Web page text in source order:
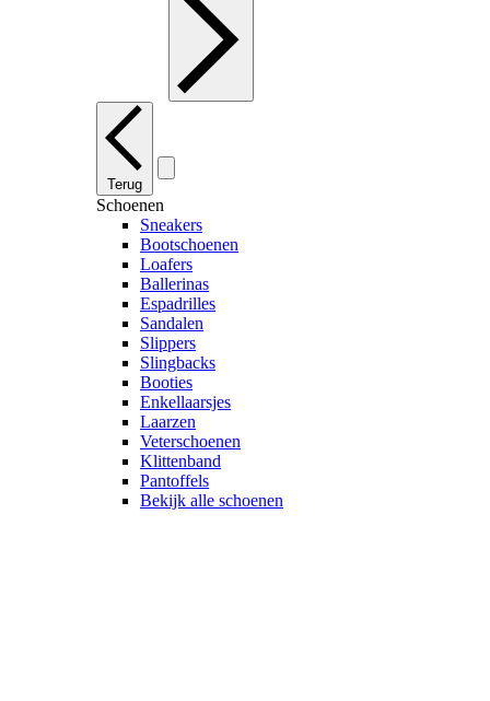
Terug
Schoenen
Sneakers
Bootschoenen
Loafers
Ballerinas
Espadrilles
Sandalen
Slippers
Slingbacks
Booties
Enkellaarsjes
Laarzen
Veterschoenen
Klittenband
Pantoffels
Bekijk alle schoenen